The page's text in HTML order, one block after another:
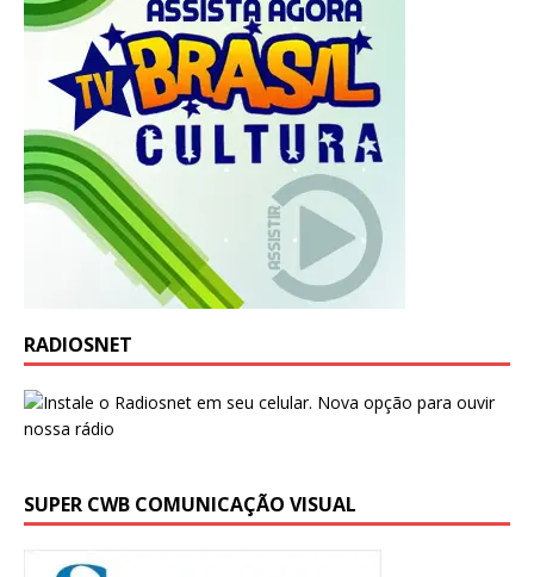
RADIOSNET
SUPER CWB COMUNICAÇÃO VISUAL